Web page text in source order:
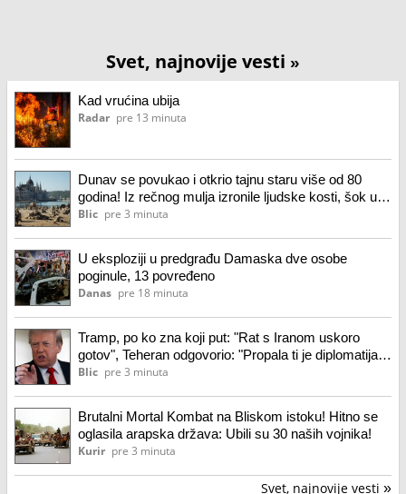
Svet, najnovije vesti »
Kad vrućina ubija
Radar pre 13 minuta
Dunav se povukao i otkrio tajnu staru više od 80
godina! Iz rečnog mulja izronile ljudske kosti, šok u
Budimpešti: Odmah pokrenuta istraga
Blic pre 3 minuta
U eksploziji u predgrađu Damaska dve osobe
poginule, 13 povređeno
Danas pre 18 minuta
Tramp, po ko zna koji put: "Rat s Iranom uskoro
gotov", Teheran odgovorio: "Propala ti je diplomatija.
Samo pričaš, nema dela"
Blic pre 3 minuta
Brutalni Mortal Kombat na Bliskom istoku! Hitno se
oglasila arapska država: Ubili su 30 naših vojnika!
Kurir pre 3 minuta
Svet, najnovije vesti »